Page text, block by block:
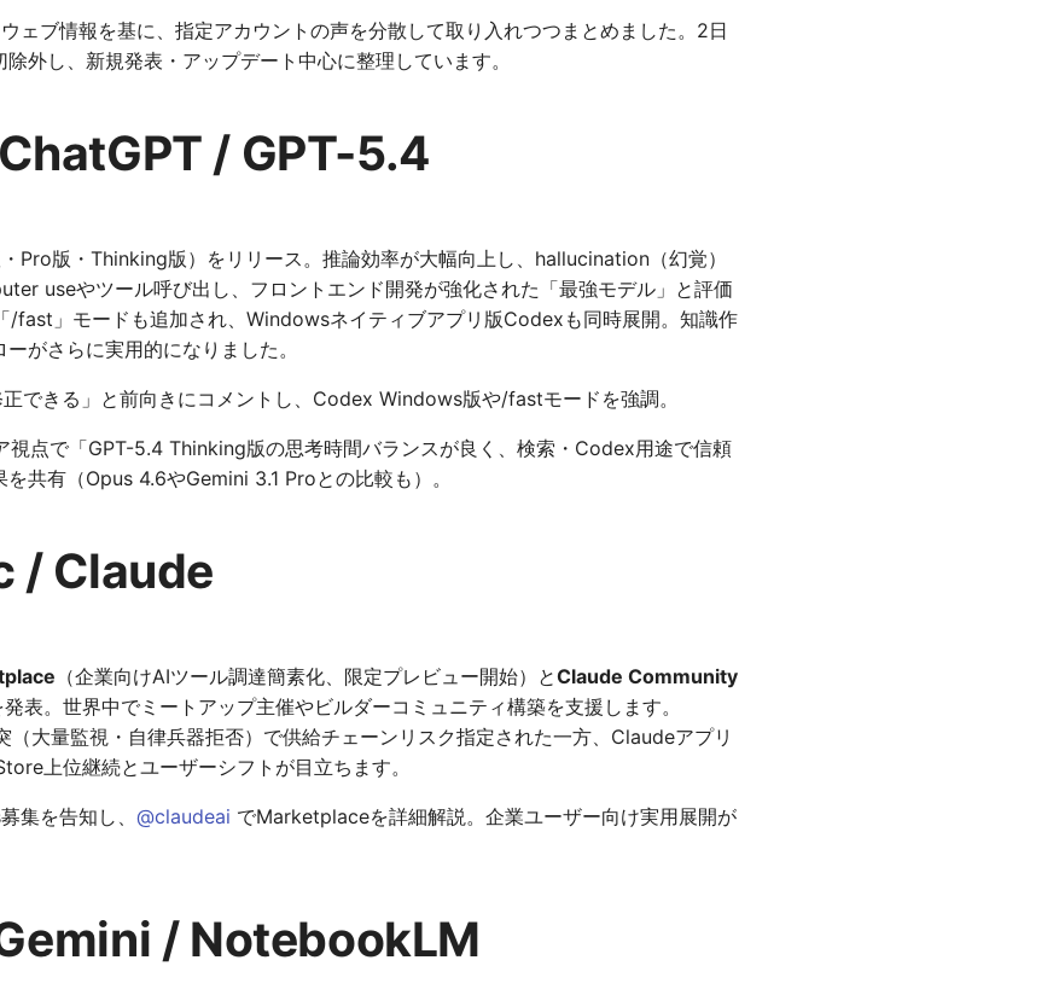
ェブ情報を基に、指定アカウントの声を分散して取り入れつつまとめました。2日
外し、新規発表・アップデート中心に整理しています。
/ GPT-5.4
・Pro版・Thinking版）をリリース。推論効率が大幅向上し、hallucination（幻覚）
useやツール呼び出し、フロントエンド開発が強化された「最強モデル」と評価
/fast」モードも追加され、Windowsネイティブアプリ版Codexも同時展開。知識作
がさらに実用的になりました。
できる」と前向きにコメントし、Codex Windows版や/fastモードを強調。
視点で「GPT-5.4 Thinking版の思考時間バランスが良く、検索・Codex用途で信頼
共有（Opus 4.6やGemini 3.1 Proとの比較も）。
/ Claude
（企業向けAIツール調達簡素化、限定プレビュー開始）とClaude Community
表。世界中でミートアップ主催やビルダーコミュニティ構築を支援します。
大量監視・自律兵器拒否）で供給チェーンリスク指定された一方、Claudeアプリ
上位継続とユーザーシフトが目立ちます。
集を告知し、 @claudeai でMarketplaceを詳細解説。企業ユーザー向け実用展開が
/ NotebookLM